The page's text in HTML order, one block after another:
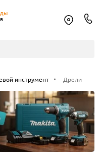
инструмент Дрели